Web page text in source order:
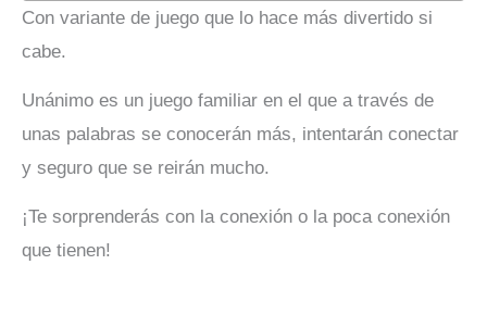
Con variante de juego que lo hace más divertido si
cabe.
Unánimo es un juego familiar en el que a través de
unas palabras se conocerán más, intentarán conectar
y seguro que se reirán mucho.
¡Te sorprenderás con la conexión o la poca conexión
que tienen!